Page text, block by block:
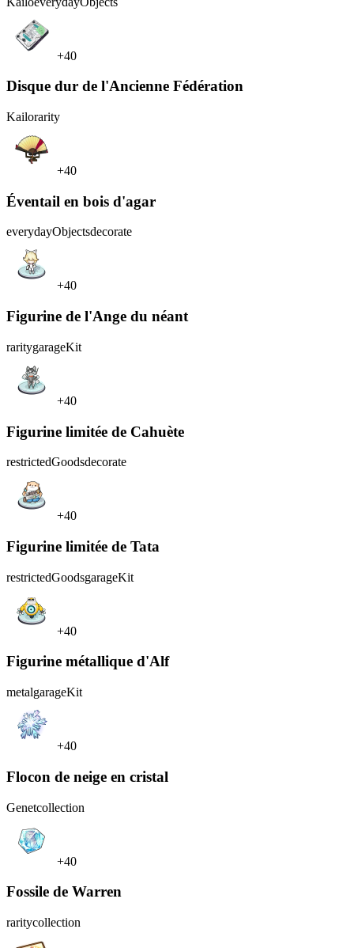
+40
Disque dur de l'Ancienne Fédération
Kailorarity
+40
Éventail en bois d'agar
everydayObjectsdecorate
+40
Figurine de l'Ange du néant
raritygarageKit
+40
Figurine limitée de Cahuète
restrictedGoodsdecorate
+40
Figurine limitée de Tata
restrictedGoodsgarageKit
+40
Figurine métallique d'Alf
metalgarageKit
+40
Flocon de neige en cristal
Genetcollection
+40
Fossile de Warren
raritycollection